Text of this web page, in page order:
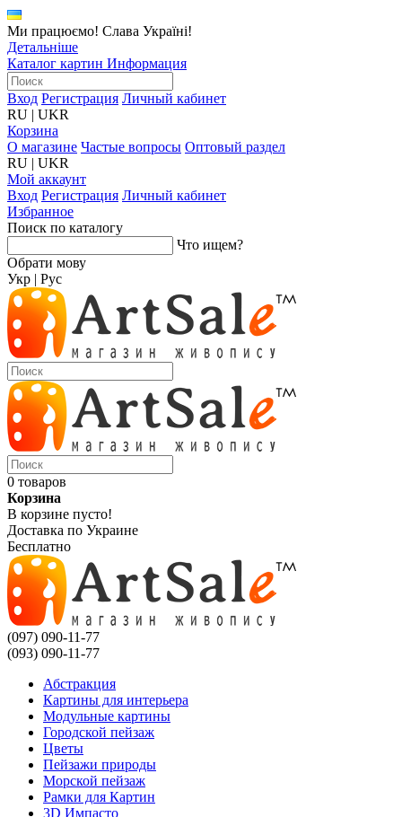
Ми працюємо! Слава Україні!
Детальніше
Каталог картин Информация
Вход Регистрация Личный кабинет
RU | UKR
Корзина
О магазине Частые вопросы Оптовый раздел
RU | UKR
Мой аккаунт
Вход Регистрация Личный кабинет
Избранное
Поиск по каталогу
Что ищем?
Обрати мову
Укр | Рус
0 товаров
Корзина
В корзине пусто!
Доставка по Украине
Бесплатно
(097) 090-11-77
(093) 090-11-77
Абстракция
Картины для интерьера
Модульные картины
Городской пейзаж
Цветы
Пейзажи природы
Морской пейзаж
Рамки для Картин
3D Импасто